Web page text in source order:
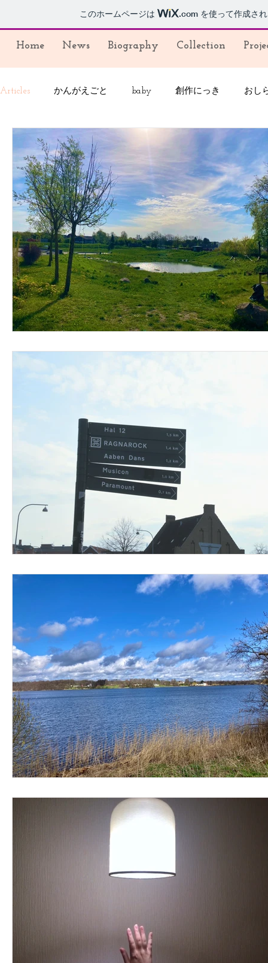
このホームページは .com を使って作成さ
Home News Biography Collection
Articles かんがえごと baby 創作にっき おし